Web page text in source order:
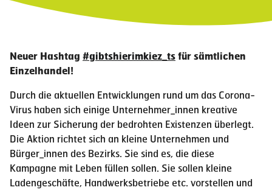
Neuer Hashtag #gibtshierimkiez_tsfür sämtlichen
Einzelhandel!
Durch die aktuellen Entwicklungen rund um das Corona-
Virus haben sich einige Unternehmer_innen kreative
Ideen zur Sicherung der bedrohten Existenzen überlegt.
Die Aktion richtet sich an kleine Unternehmen und
Bürger_innen des Bezirks. Sie sind es, die diese
Kampagne mit Leben füllen sollen. Sie sollen kleine
Ladengeschäfte, Handwerksbetriebe etc. vorstellen und